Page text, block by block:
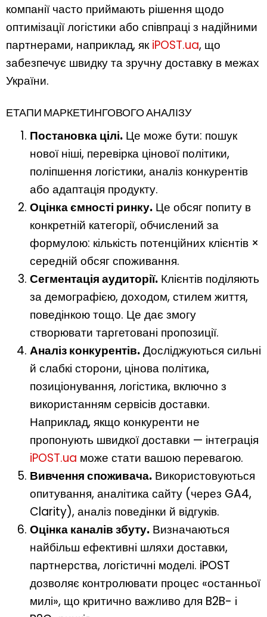
компанії часто приймають рішення щодо
оптимізації логістики або співпраці з надійними
партнерами, наприклад, якiPOST.ua, що
забезпечує швидку та зручну доставку в межах
України.
ЕТАПИ МАРКЕТИНГОВОГО АНАЛІЗУ
Постановка цілі. Це може бути: пошук
нової ніші, перевірка цінової політики,
поліпшення логістики, аналіз конкурентів
або адаптація продукту.
Оцінка ємності ринку. Це обсяг попиту в
конкретній категорії, обчислений за
формулою: кількість потенційних клієнтів ×
середній обсяг споживання.
Сегментація аудиторії. Клієнтів поділяють
за демографією, доходом, стилем життя,
поведінкою тощо. Це дає змогу
створювати таргетовані пропозиції.
Аналіз конкурентів.Досліджуються сильні
й слабкі сторони, цінова політика,
позиціонування, логістика, включно з
використанням сервісів доставки.
Наприклад, якщо конкуренти не
пропонують швидкої доставки — інтеграція
iPOST.ua може стати вашою перевагою.
Вивчення споживача. Використовуються
опитування, аналітика сайту (через GA4,
Clarity), аналіз поведінки й відгуків.
Оцінка каналів збуту. Визначаються
найбільш ефективні шляхи доставки,
партнерства, логістичні моделі. iPOST
дозволяє контролювати процес «останньої
милі», що критично важливо для B2B- і